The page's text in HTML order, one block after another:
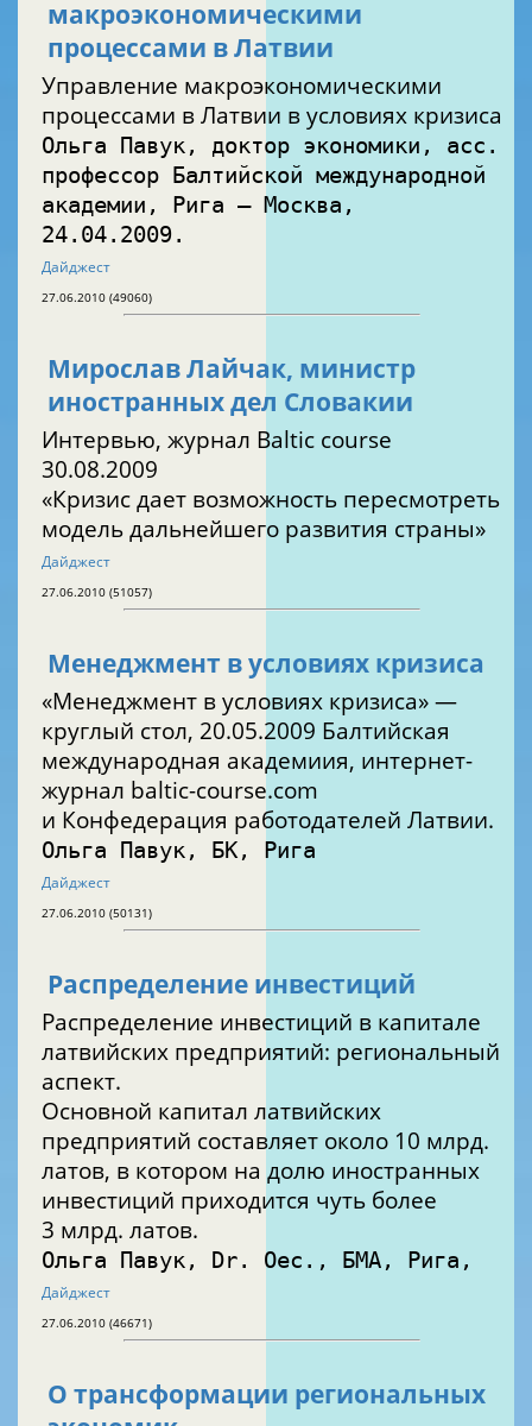
макроэкономическими
процессами в Латвии
Управление макроэкономическими
процессами в Латвии в условиях кризиса
Ольга Павук, доктор экономики, асс.
профессор Балтийской международной
академии, Рига — Москва,
24.04.2009.
Дайджест
27.06.2010 (49060)
Мирослав Лайчак, министр
иностранных дел Словакии
Интервью, журнал Baltic course
30.08.2009
«Кризис дает возможность пересмотреть
модель дальнейшего развития страны»
Дайджест
27.06.2010 (51057)
Менеджмент в условиях кризиса
«Менеджмент в условиях кризиса» —
круглый стол, 20.05.2009 Балтийская
международная академиия, интернет-
журнал baltic-course.com
и Конфедерация работодателей Латвии.
Ольга Павук, БК, Рига
Дайджест
27.06.2010 (50131)
Распределение инвестиций
Распределение инвестиций в капитале
латвийских предприятий: региональный
аспект.
Основной капитал латвийских
предприятий составляет около 10 млрд.
латов, в котором на долю иностранных
инвестиций приходится чуть более
3 млрд. латов.
Ольга Павук, Dr. Oec., БМА, Рига,
Дайджест
27.06.2010 (46671)
О трансформации региональных